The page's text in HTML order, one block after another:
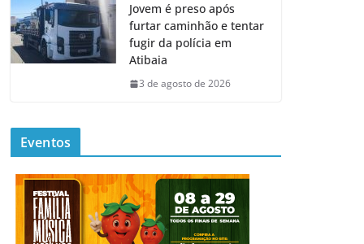
Jovem é preso após
furtar caminhão e tentar
fugir da polícia em
Atibaia
3 de agosto de 2026
Eventos